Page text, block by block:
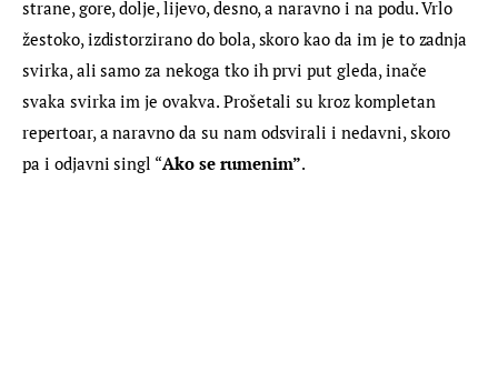
strane, gore, dolje, lijevo, desno, a naravno i na podu. Vrlo
žestoko, izdistorzirano do bola, skoro kao da im je to zadnja
svirka, ali samo za nekoga tko ih prvi put gleda, inače
svaka svirka im je ovakva. Prošetali su kroz kompletan
repertoar, a naravno da su nam odsvirali i nedavni, skoro
pa i odjavni singl “Ako se rumenim”.